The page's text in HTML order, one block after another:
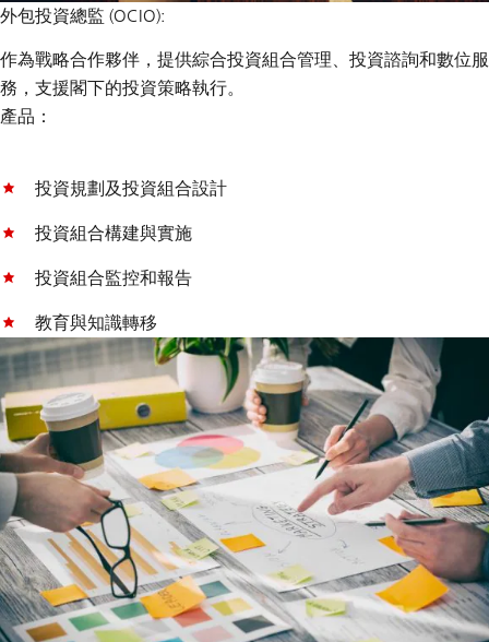
外包投資總監 (OCIO):
作為戰略合作夥伴，提供綜合投資組合管理、投資諮詢和數位服
務，支援閣下的投資策略執行。
產品：
投資規劃及投資組合設計
投資組合構建與實施
投資組合監控和報告
教育與知識轉移